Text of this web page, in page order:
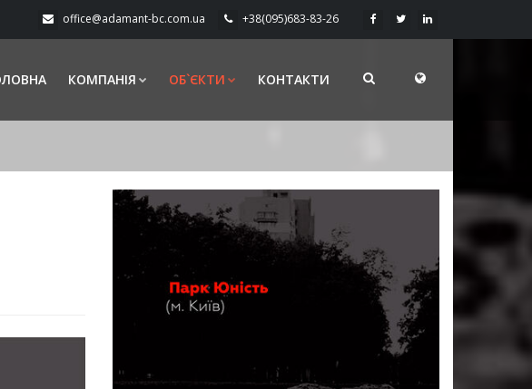
office@adamant-bc.com.ua +38(095)683-83-26
КОМПАНІЯ ОБ`ЄКТИ КОНТАКТИ